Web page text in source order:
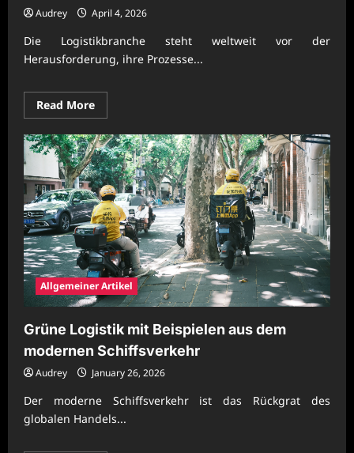
Audrey April 4, 2026
Die Logistikbranche steht weltweit vor der
Herausforderung, ihre Prozesse...
Read MoreRead
more
Grüne
Logistik
mit
Beispielen
aus
dem
modernen
Schiffsverkehr
Allgemeiner Artikel
Grüne Logistik mit Beispielen aus dem
modernen Schiffsverkehr
Audrey January 26, 2026
Der moderne Schiffsverkehr ist das Rückgrat des
globalen Handels...